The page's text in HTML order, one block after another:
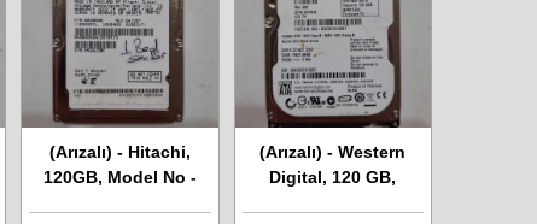
(Arızalı) - Hitachi,
120GB, Model No -
(Arızalı) - Western
Digital, 120 GB,